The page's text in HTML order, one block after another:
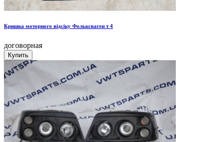
Кришка моторного відсіку Фольксваген т 4
договорная